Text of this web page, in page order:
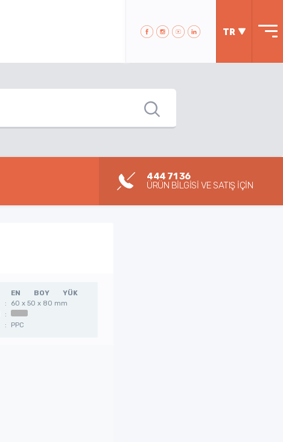
TR
444 71 36
ÜRÜN BİLGİSİ VE SATIŞ İÇİN
EN BOY
YÜK
:
60 x 50 x 80 mm
:
: PPC